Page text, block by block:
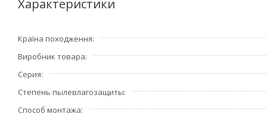
• Специальные направляющие для облегчения ввода
короткого замыкания. Цветовая маркировка клемм.
• Электрические параметры, схема монтажа и шаблон
• Материал: ударопрочный негорючий технополимер.
Характеристики
Країна походження
Виробник товара
Серия
Степень пылевлагозащиты
Способ монтажа